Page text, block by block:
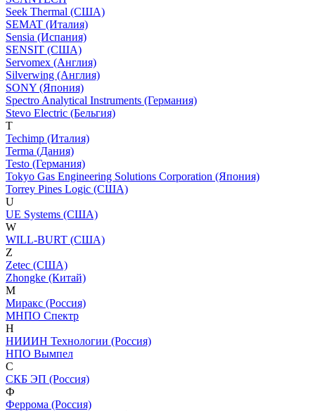
Seek Thermal (США)
SEMAT (Италия)
Sensia (Испания)
SENSIT (США)
Servomex (Англия)
Silverwing (Англия)
SONY (Япония)
Spectro Analytical Instruments (Германия)
Stevo Electric (Бельгия)
T
Techimp (Италия)
Terma (Дания)
Testo (Германия)
Tokyo Gas Engineering Solutions Corporation (Япония)
Torrey Pines Logic (США)
U
UE Systems (США)
W
WILL-BURT (США)
Z
Zetec (США)
Zhongke (Китай)
М
Миракс (Россия)
МНПО Спектр
Н
НИИИН Технологии (Россия)
НПО Вымпел
С
СКБ ЭП (Россия)
Ф
Феррома (Россия)